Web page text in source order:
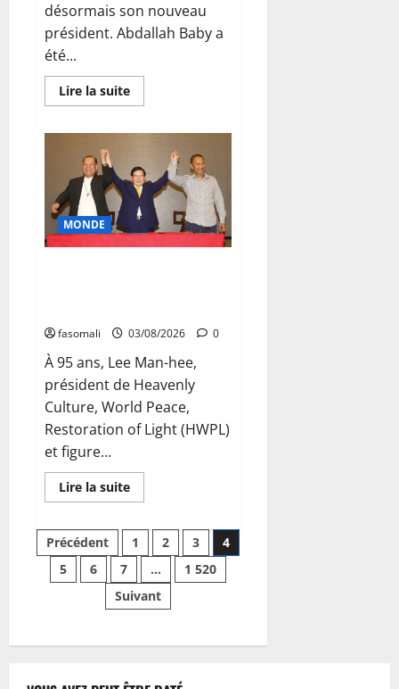
désormais son nouveau
président. Abdallah Baby a
été...
Lire la suiteEn
savoir
football
du
District
de
Bamako
Abdallah
Baby
MONDE
fasomali 03/08/2026 0
À 95 ans, Lee Man-hee,
président de Heavenly
Culture, World Peace,
Restoration of Light (HWPL)
et figure...
Lire la suiteEn
savoir
Affaire
Lee
Man-
en
Corée
du
un
Pagination
des
publications
Précédent 1 2 3
4
5
6 7 …
1 520
Suivant